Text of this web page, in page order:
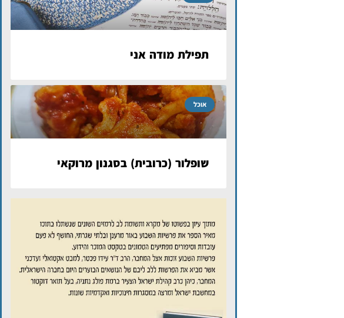
תפילת מודה אני
אוכל
שופלור (כרובית) בסגנון מרוקאי